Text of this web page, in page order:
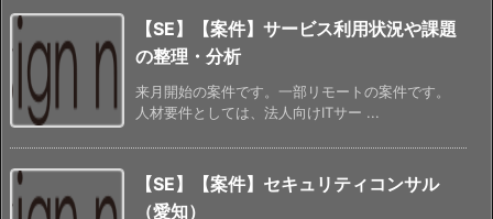
【SE】【案件】サービス利用状況や課題
の整理・分析
来月開始の案件です。一部リモートの案件です。
人材要件としては、法人向けITサー ...
【SE】【案件】セキュリティコンサル
（愛知）